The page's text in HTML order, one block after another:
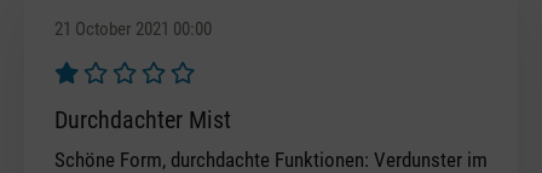
21 October 2021 00:00
Review with rating of 1 out of 5 stars
Durchdachter Mist
Schöne Form, durchdachte Funktionen: Verdunster im